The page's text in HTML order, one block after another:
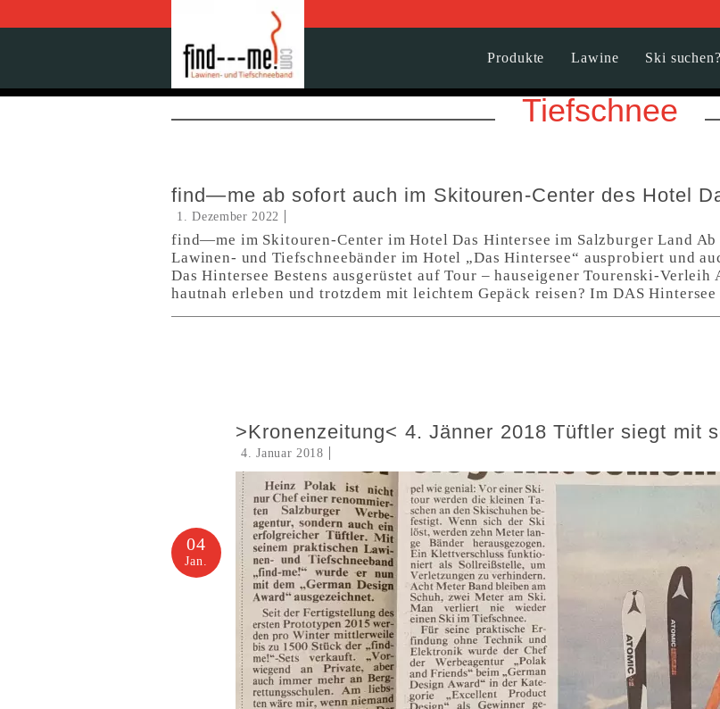
Produkte Lawine Ski suchen?
Tiefschnee
find—me ab sofort auch im Skitouren-Center des Hotel
1. Dezember 2022
find—me im Skitouren-Center im Hotel Das Hintersee im Salzburger Land
Lawinen- und Tiefschneebänder im Hotel „Das Hintersee“ ausprobiert und
Das Hintersee Bestens ausgerüstet auf Tour – hauseigener Tourenski-
hautnah erleben und trotzdem mit leichtem Gepäck reisen? Im DAS
>Kronenzeitung< 4. Jänner 2018 Tüftler siegt mit
4. Januar 2018
04
Jan.